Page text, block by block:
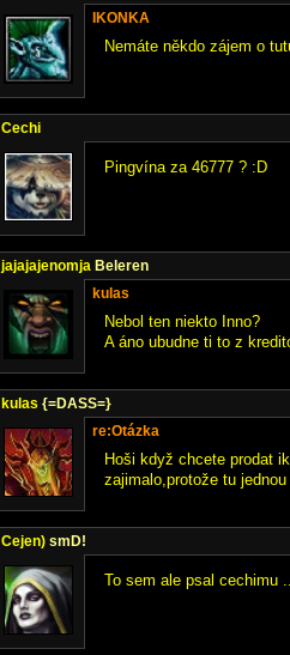
IKONKA
Nemáte někdo zájem o
Cechi
Pingvína za 46777 ? :D
jajajajenomja Beleren
kulas
Nebol ten niekto Inno?
A áno ubudne ti to z
kulas {=DASS=}
re:Otázka
Hoši když chcete prodat
zajimalo,protože tu
Cejen) smD!
To sem ale psal cechimu